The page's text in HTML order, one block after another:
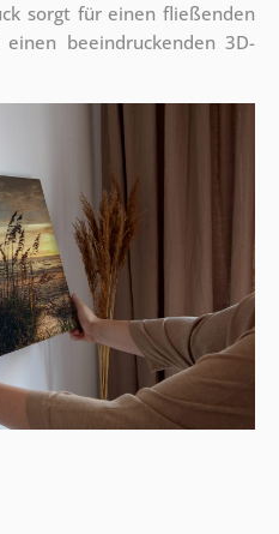
sorgt für einen fließenden
beeindruckenden 3D-